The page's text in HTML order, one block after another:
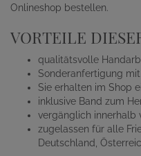
Onlineshop bestellen.
VORTEILE
qualitätsvolle
Sonderanfertigung
Sie erhalten im Shop
inklusive Band zum
vergänglich innerhalb
zugelassen für alle
Deutschland,